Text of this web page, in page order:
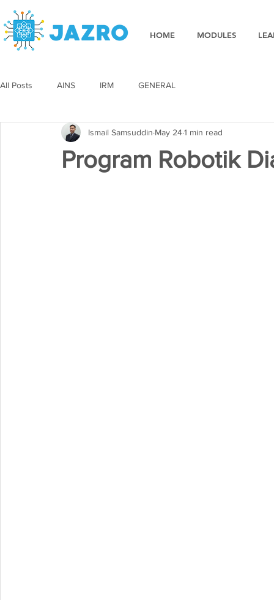
HOME MODULES
All Posts AINS IRM GENERAL
Program Robotik
Ismail Samsuddin May 241 min read